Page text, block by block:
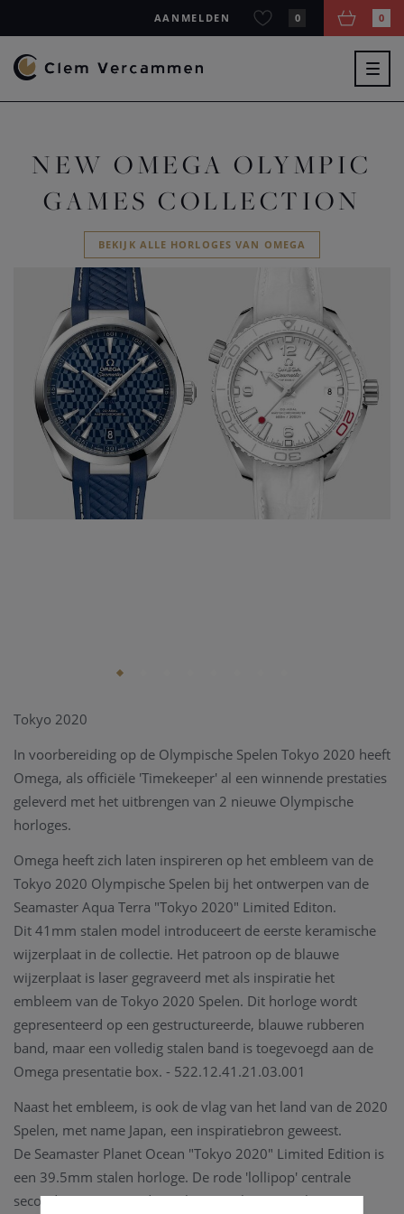
AANMELDEN 0 0
NEW OMEGA OLYMPIC
GAMES COLLECTION
BEKIJK ALLE HORLOGES VAN OMEGA
Tokyo 2020
In voorbereiding op de Olympische Spelen Tokyo 2020 heeft
Omega, als officiële 'Timekeeper' al een winnende prestaties
geleverd met het uitbrengen van 2 nieuwe Olympische
horloges.
Omega heeft zich laten inspireren op het embleem van de
Tokyo 2020 Olympische Spelen bij het ontwerpen van de
Seamaster Aqua Terra "Tokyo 2020" Limited Editon.
Dit 41mm stalen model introduceert de eerste keramische
wijzerplaat in de collectie. Het patroon op de blauwe
wijzerplaat is laser gegraveerd met als inspiratie het
embleem van de Tokyo 2020 Spelen. Dit horloge wordt
gepresenteerd op een gestructureerde, blauwe rubberen
band, maar een volledig stalen band is toegevoegd aan de
Omega presentatie box. - 522.12.41.21.03.001
Naast het embleem, is ook de vlag van het land van de 2020
Spelen, met name Japan, een inspiratiebron geweest.
De Seamaster Planet Ocean "Tokyo 2020" Limited Edition is
een 39.5mm stalen horloge. De rode 'lollipop' centrale
secondewijzer tegen de wit keramische wijzerplaat